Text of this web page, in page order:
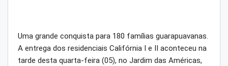
Uma grande conquista para 180 famílias guarapuavanas.
A entrega dos residenciais Califórnia I e II aconteceu na
tarde desta quarta-feira (05), no Jardim das Américas,